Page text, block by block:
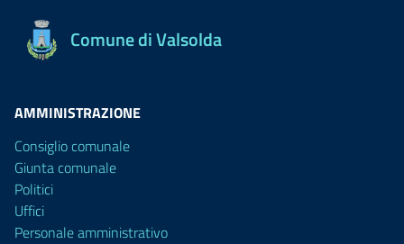
Comune di Valsolda
AMMINISTRAZIONE
Consiglio comunale
Giunta comunale
Politici
Uffici
Personale amministrativo